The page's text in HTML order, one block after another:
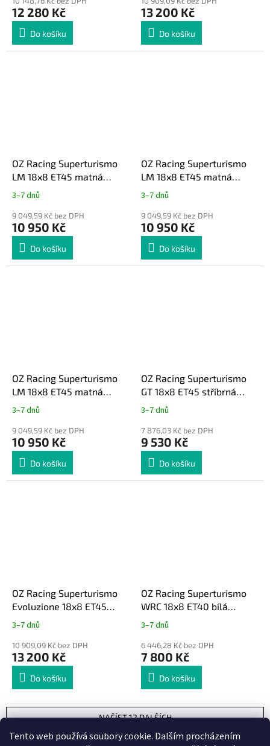
Tento web používá soubory cookie. Dalším procházením
12 280 Kč
Do košíku
13 200 Kč
Do košíku
OZ Racing Superturismo
LM 18x8 ET45 matná
grafit Toyota GR Yaris
3–7 dnů
9 049,59 Kč bez DPH
10 950 Kč
Do košíku
OZ Racing Superturismo
LM 18x8 ET45 matná
stříbrná Toyota GR Yaris
3–7 dnů
9 049,59 Kč bez DPH
10 950 Kč
Do košíku
OZ Racing Superturismo
LM 18x8 ET45 matná
černá Toyota GR Yaris
3–7 dnů
9 049,59 Kč bez DPH
10 950 Kč
Do košíku
OZ Racing Superturismo
GT 18x8 ET45 stříbrná
Toyota GR Yaris
3–7 dnů
7 876,03 Kč bez DPH
9 530 Kč
Do košíku
OZ Racing Superturismo
Evoluzione 18x8 ET45
černá lesklá Toyota GR
3–7 dnů
10 909,09 Kč bez DPH
13 200 Kč
Do košíku
OZ Racing Superturismo
WRC 18x8 ET40 bílá
Toyota GR Yaris
3–7 dnů
6 446,28 Kč bez DPH
7 800 Kč
Do košíku
NAČÍST 12 DALŠÍCH
S
t
1 3